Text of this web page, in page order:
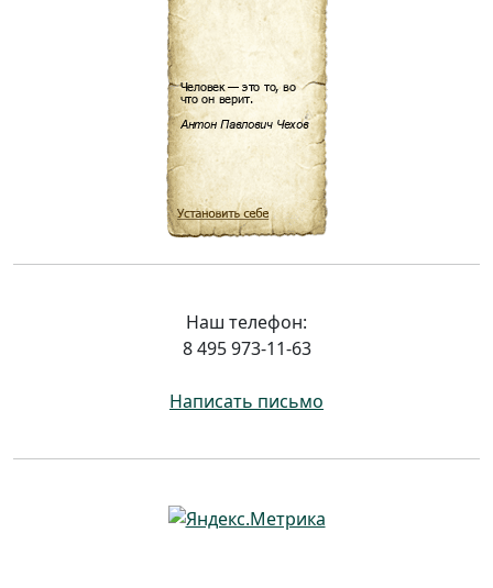
Наш телефон:
8 495 973-11-63
Написать письмо